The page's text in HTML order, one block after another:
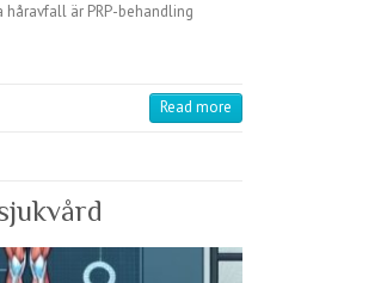
är PRP-behandling
Read more